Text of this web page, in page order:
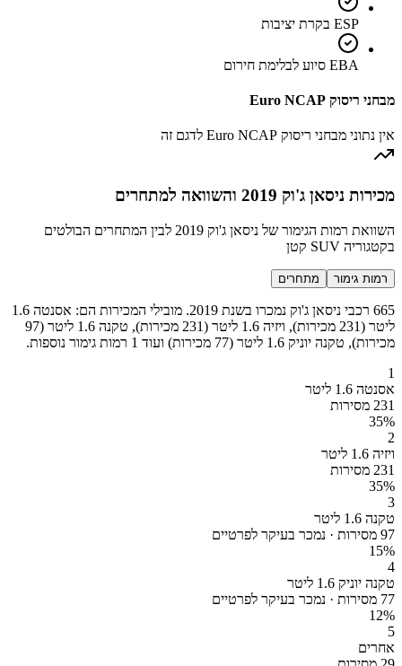
ESP בקרת יציבות
EBA סיוע לבלימת חירום
מבחני ריסוק Euro NCAP
אין נתוני מבחני ריסוק Euro NCAP לדגם זה
מכירות ניסאן ג'וק 2019 והשוואה למתחרים
השוואת רמות הגימור של ניסאן ג'וק 2019 לבין המתחרים הבולטים
בקטגוריה SUV קטן
רמות גימור מתחרים
665 רכבי ניסאן ג'וק נמכרו בשנת 2019. מובילי המכירות הם: אסנטה 1.6
ליטר (231 מכירות), ויזיה 1.6 ליטר (231 מכירות), טקנה 1.6 ליטר (97
מכירות), טקנה יוניק 1.6 ליטר (77 מכירות) ועוד 1 רמות גימור נוספות.
1
אסנטה 1.6 ליטר
231 מסירות
35%
2
ויזיה 1.6 ליטר
231 מסירות
35%
3
טקנה 1.6 ליטר
97 מסירות · נמכר בעיקר לפרטיים
15%
4
טקנה יוניק 1.6 ליטר
77 מסירות · נמכר בעיקר לפרטיים
12%
5
אחרים